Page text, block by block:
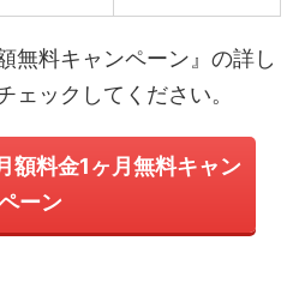
無料キャンペーン』の詳し
ェックしてください。
額料金1ヶ月無料キャン
ーン